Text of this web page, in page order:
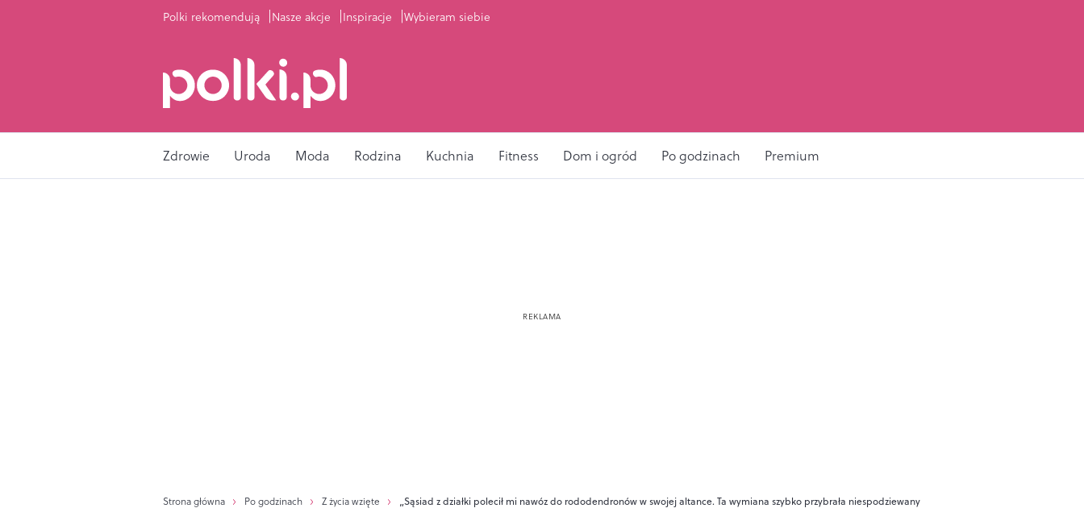
Polki rekomendują Nasze akcje Inspiracje Wybieram siebie
Zdrowie Uroda Moda Rodzina Kuchnia Fitness Dom i ogród Po godzinach Premium
Strona główna Po godzinach Z życia wzięte „Sąsiad z działki polecił mi nawóz do rododendronów w swojej altance. Ta wymiana szybko przybrała niespodziewany obrót”